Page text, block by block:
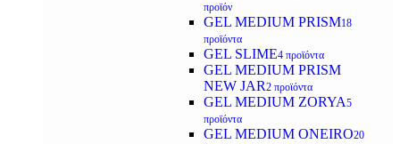
προϊόν
GEL MEDIUM PRISM18
προϊόντα
GEL SLIME4 προϊόντα
GEL MEDIUM PRISM
NEW JAR2 προϊόντα
GEL MEDIUM ZORYA5
προϊόντα
GEL MEDIUM ONEIRO20